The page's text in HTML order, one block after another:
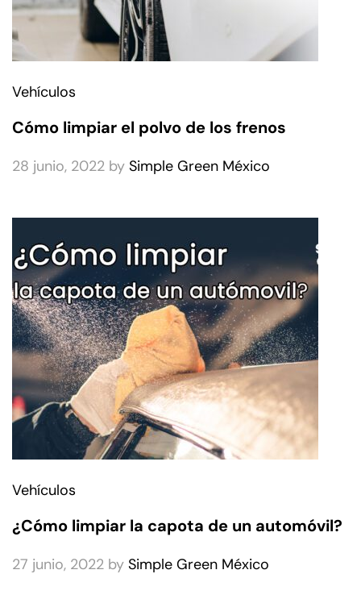
Vehículos
Cómo limpiar el polvo de los frenos
28 junio, 2022 by Simple Green México
Vehículos
¿Cómo limpiar la capota de un automóvil?
27 junio, 2022 by Simple Green México